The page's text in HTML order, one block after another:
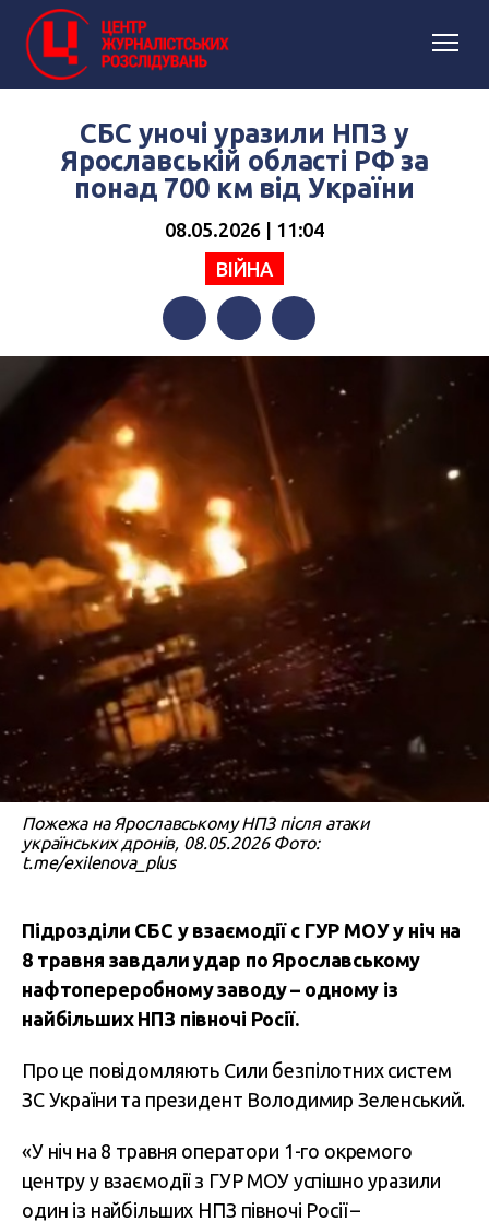
СБС уночі уразили НПЗ у
Ярославській області РФ за
понад 700 км від України
08.05.2026 | 11:04
ВІЙНА
FacebookTwitterTelegram
Пожежа на Ярославському НПЗ після атаки
українських дронів, 08.05.2026 Фото:
t.me/exilenova_plus
Підрозділи СБС у взаємодії с ГУР МОУ у ніч на
8 травня завдали удар по Ярославському
нафтопереробному заводу – одному із
найбільших НПЗ півночі Росії.
Про це повідомляють Сили безпілотних систем
ЗС України та президент Володимир Зеленський.
«У ніч на 8 травня оператори 1-го окремого
центру у взаємодії з ГУР МОУ успішно уразили
один із найбільших НПЗ півночі Росії –